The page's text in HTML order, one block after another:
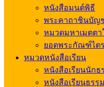
หนังสือมนต์พิธี
พระคาถาชินบัญ
หมวดมหาเมตต
ยอดพระกัณฑ์ไต
หมวดหนังสือเรียน
หนังสือเรียนนักธ
หนังสือเรียนธรร